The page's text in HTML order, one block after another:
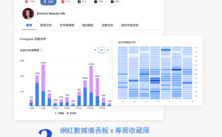
網紅數據儀表板 x 專案收藏庫